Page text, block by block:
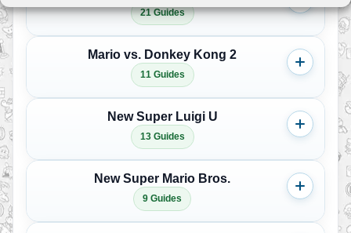
21 Guides
Mario vs. Donkey Kong 2
11 Guides
New Super Luigi U
13 Guides
New Super Mario Bros.
9 Guides